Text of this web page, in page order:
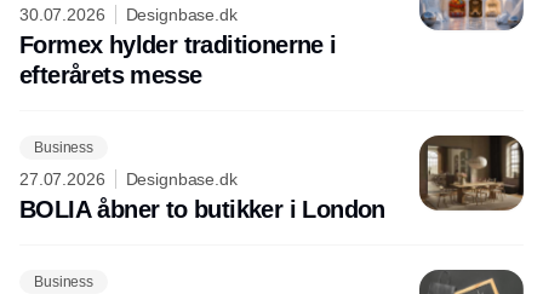
30.07.2026 Designbase.dk
Formex hylder traditionerne i
efterårets messe
Business
27.07.2026 Designbase.dk
BOLIA åbner to butikker i London
Business